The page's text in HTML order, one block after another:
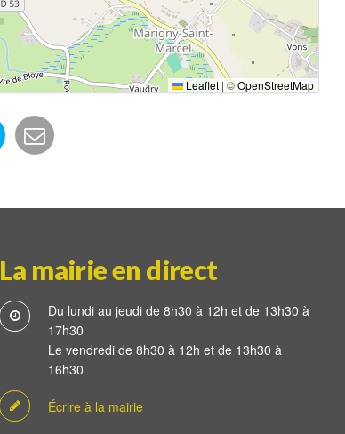
Leaflet |©OpenStreetMap
La mairie en direct
Du lundi au jeudi de 8h30 à 12h et de 13h30 à
17h30
Le vendredi de 8h30 à 12h et de 13h30 à
16h30
Écrire à la mairie